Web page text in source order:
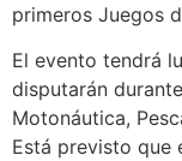
primeros Juegos
El evento tendrá
disputarán
Motonáutica,
Está previsto que